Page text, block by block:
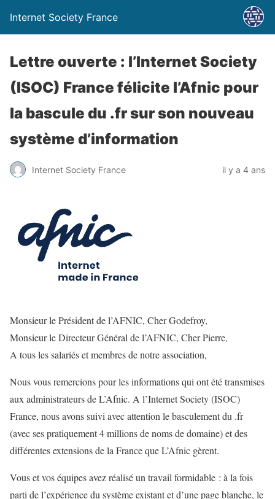
Internet Society France
Lettre ouverte : l’Internet Society
(ISOC) France félicite l’Afnic pour
la bascule du .fr sur son nouveau
système d’information
Internet Society France il y a 4 ans
Monsieur le Président de l’AFNIC, Cher Godefroy,
Monsieur le Directeur Général de l’AFNIC, Cher Pierre,
A tous les salariés et membres de notre association,
Nous vous remercions pour les informations qui ont été transmises
aux administrateurs de L’Afnic. A l’Internet Society (ISOC)
France, nous avons suivi avec attention le basculement du .fr
(avec ses pratiquement 4 millions de noms de domaine) et des
différentes extensions de la France que L’Afnic gèrent.
Vous et vos équipes avez réalisé un travail formidable : à la fois
parti de l’expérience du système existant et d’une page blanche, le